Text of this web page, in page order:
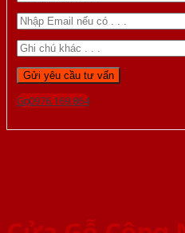
Gọi 0976.169.864